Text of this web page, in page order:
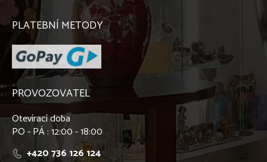
PLATEBNÍ METODY
PROVOZOVATEL
Otevírací doba
PO - PÁ : 12:00 - 18:00
+420 736 126 124